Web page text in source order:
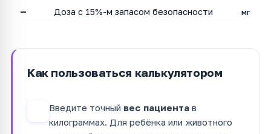
— Доза с 15%-м запасом безопасности мг
Как пользоваться калькулятором
Введите точный вес пациента в
килограммах. Для ребёнка или животного